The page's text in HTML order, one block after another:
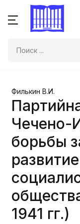
Филькин В.И.
Чечено-
борьбы
развитие
1941 гг.)